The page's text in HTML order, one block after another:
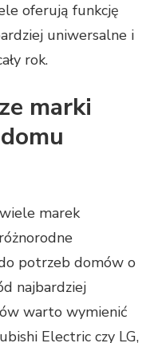
oferują funkcję
uniwersalne i
rok.
marki
marek
potrzeb domów o
najbardziej
warto wymienić
Electric czy LG,